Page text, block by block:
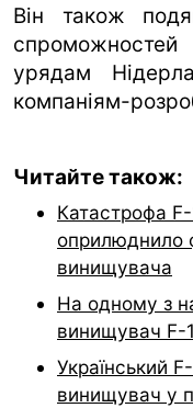
Він також
урядам
компаніям-
Читайте також:
Катастрофа
оприлюднило
винищувача
На одному з
винищувач F-
Український
винищувач у